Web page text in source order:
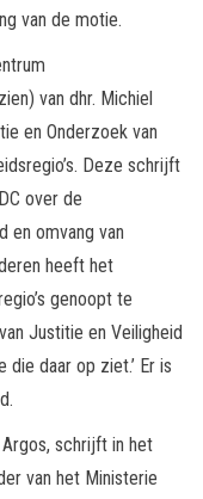
van de motie.
van dhr. Michiel
en Onderzoek van
Deze schrijft
over de
en omvang van
heeft het
genoopt te
Justitie en Veiligheid
daar op ziet.’ Er is
schrijft in het
van het Ministerie